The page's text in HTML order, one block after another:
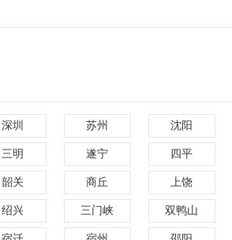
深圳 苏州 沈阳
三明 遂宁 四平
韶关 商丘 上饶
绍兴 三门峡 双鸭山